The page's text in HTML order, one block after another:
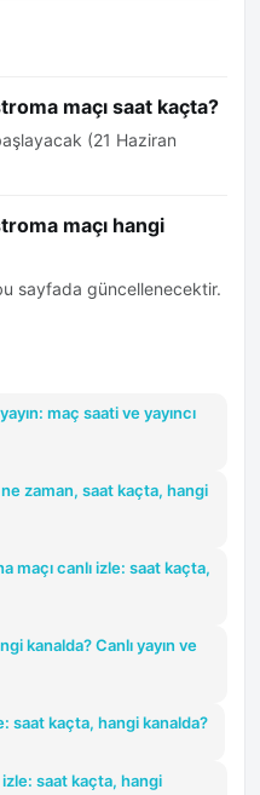
maçı saat kaçta?
(21 Haziran
maçı hangi
sayfada güncellenecektir.
maç saati ve yayıncı
zaman, saat kaçta, hangi
maçı canlı izle: saat kaçta,
kanalda? Canlı yayın ve
saat kaçta, hangi kanalda?
izle: saat kaçta, hangi